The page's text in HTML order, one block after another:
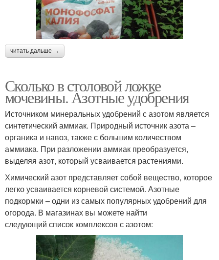
читать дальше →
Сколько в столовой ложке
мочевины. Азотные удобрения
Источником минеральных удобрений с азотом является
синтетический аммиак. Природный источник азота –
органика и навоз, также с большим количеством
аммиака. При разложении аммиак преобразуется,
выделяя азот, который усваивается растениями.
Химический азот представляет собой вещество, которое
легко усваивается корневой системой. Азотные
подкормки – одни из самых популярных удобрений для
огорода. В магазинах вы можете найти
следующий список комплексов с азотом: